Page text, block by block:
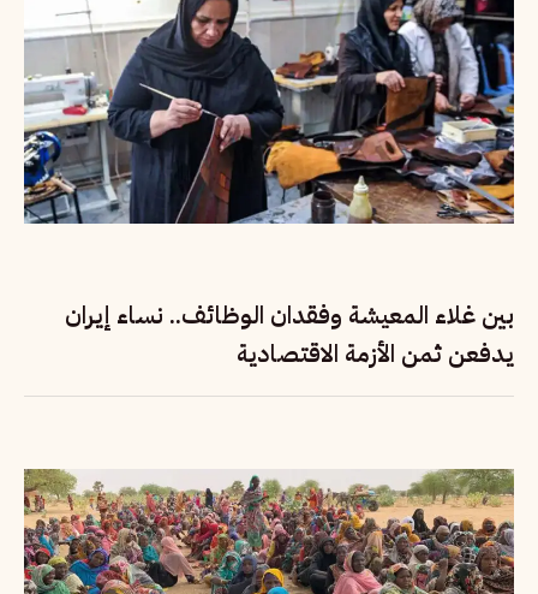
بين غلاء المعيشة وفقدان الوظائف.. نساء إيران
يدفعن ثمن الأزمة الاقتصادية